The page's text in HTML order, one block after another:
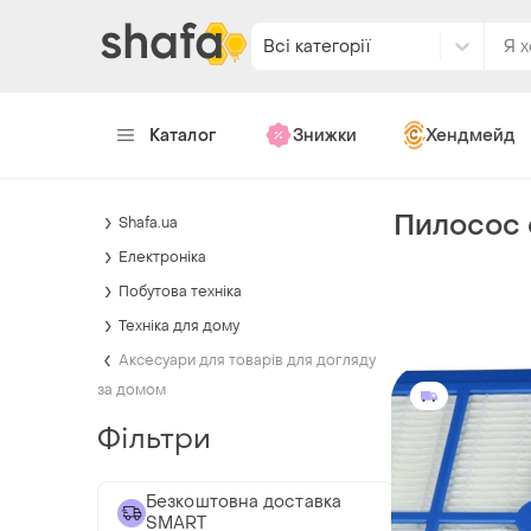
Всі категорії
Каталог Знижки Хендмейд
Shafa.ua
Електроніка
Побутова техніка
Техніка для дому
Аксесуари для товарів для догляду
за домом
Фільтри
Безкоштовна доставка
SMART